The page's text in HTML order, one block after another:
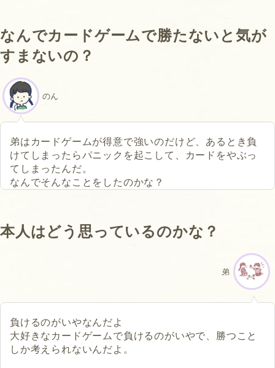
なんでカードゲームで勝たないと気が
すまないの？
のん
弟はカードゲームが得意で強いのだけど、あるとき負
けてしまったらパニックを起こして、カードをやぶっ
てしまったんだ。
なんでそんなことをしたのかな？
本人はどう思っているのかな？
弟
負けるのがいやなんだよ
大好きなカードゲームで負けるのがいやで、勝つこと
しか考えられないんだよ。